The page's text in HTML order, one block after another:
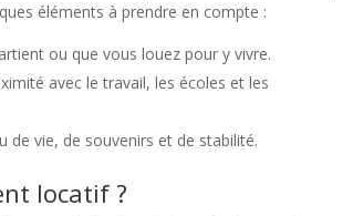
éléments à prendre en compte :
ou que vous louez pour y vivre.
avec le travail, les écoles et les
de vie, de souvenirs et de stabilité.
locatif ?